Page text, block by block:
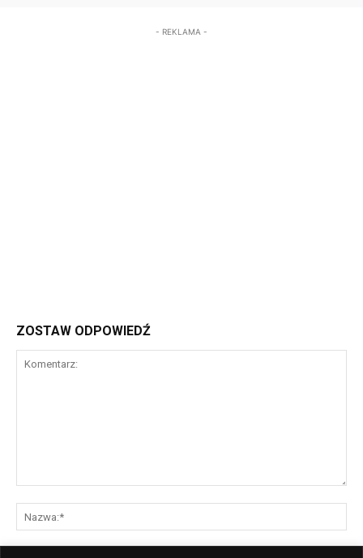
- REKLAMA -
ZOSTAW ODPOWIEDŹ